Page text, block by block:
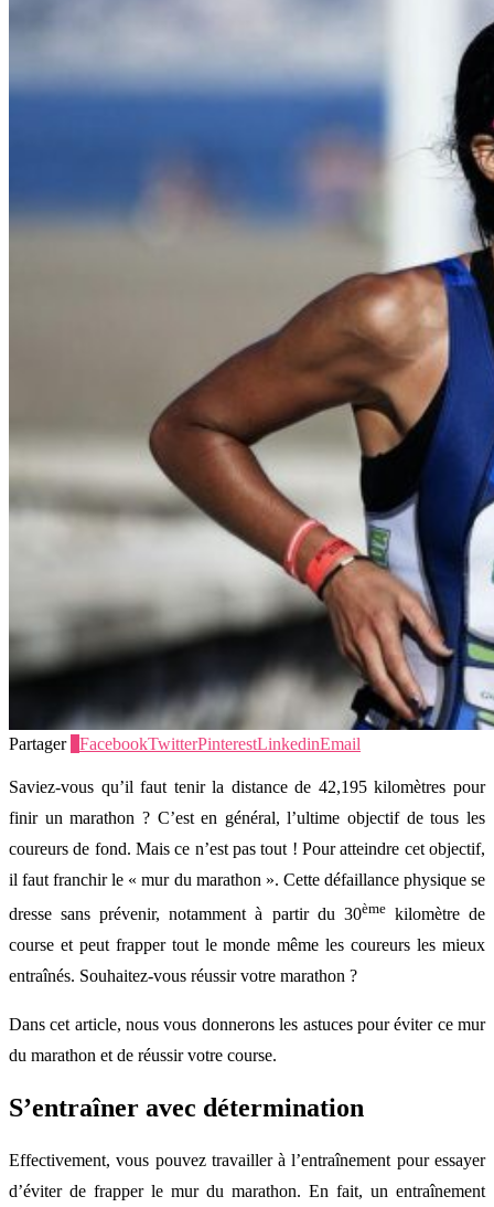
Partager FacebookTwitterPinterestLinkedinEmail
Saviez-vous qu’il faut tenir la distance de 42,195 kilomètres pour
finir un marathon ? C’est en général, l’ultime objectif de tous les
coureurs de fond. Mais ce n’est pas tout ! Pour atteindre cet objectif,
il faut franchir le « mur du marathon ». Cette défaillance physique se
dresse sans prévenir, notamment à partir du 30èmekilomètre de
course et peut frapper tout le monde même les coureurs les mieux
entraînés. Souhaitez-vous réussir votre marathon ?
Dans cet article, nous vous donnerons les astuces pour éviter ce mur
du marathon et de réussir votre course.
S’entraîner avec détermination
Effectivement, vous pouvez travailler à l’entraînement pour essayer
d’éviter de frapper le mur du marathon. En fait, un entraînement